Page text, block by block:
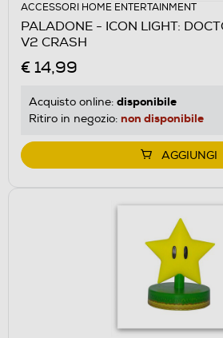
ACCESSORI HOME ENTERTAINMENT
PALADONE - ICON LIGHT:
V2 CRASH
€ 14,99
Acquisto online: disponibile
Ritiro in negozio: non disponibile
AGGIUNGI